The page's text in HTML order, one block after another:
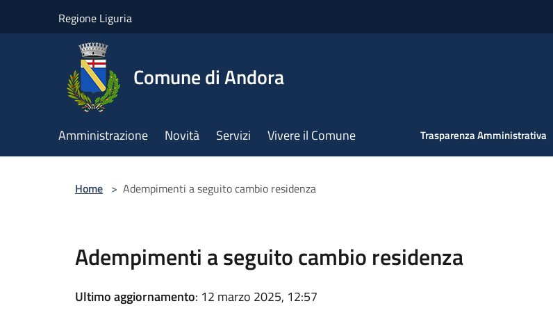
Regione Liguria
Comune di Andora
Amministrazione Novità Servizi Vivere il Comune Trasparenza Amministrativa
Home > Adempimenti a seguito cambio residenza
Adempimenti a seguito cambio residenza
Ultimo aggiornamento: 12 marzo 2025, 12:57